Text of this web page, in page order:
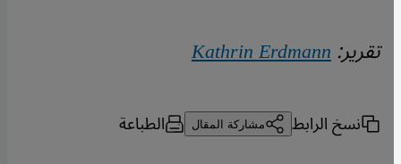
تقرير:Kathrin Erdmann
نسخ الرابط مشاركة المقال الطباعة